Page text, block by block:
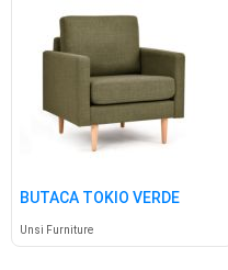
BUTACA TOKIO VERDE
Unsi Furniture